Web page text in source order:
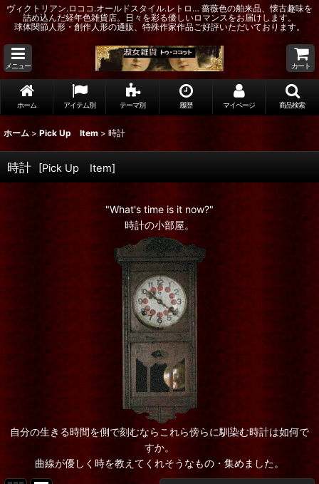
ヴィクトリアン.ロココ.オールドスタイル.レトロ… 薔薇色の舶来品、懐古趣味を
詰め込んだ経年色雑貨店。日々を彩る優しいロマンスをお届けします。
球体関節人形・創作人形の通販、特殊作家作品ご好評いただいております。
メニュー カート
ホーム アイテム別 テーマ別 履歴 マイページ 商品検索
ホーム > Pick Up Item > 時計
時計 [Pick Up Item]
"What's time is it now?"
時計の小部屋。
自分の生きる時間を側で刻むならこれら傍らに馴染む時計は如何で
すか。
曲線が優しく時を教えてくれそうなもの・集めました。